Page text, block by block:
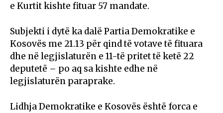
e Kurtit kishte fituar 57 mandate.
Subjekti i dytë ka dalë Partia Demokratike e
Kosovës me 21.13 për qind të votave të fituara
dhe në legjislaturën e 11-të pritet të ketë 22
deputetë – po aq sa kishte edhe në
legjislaturën paraprake.
Lidhja Demokratike e Kosovës është forca e